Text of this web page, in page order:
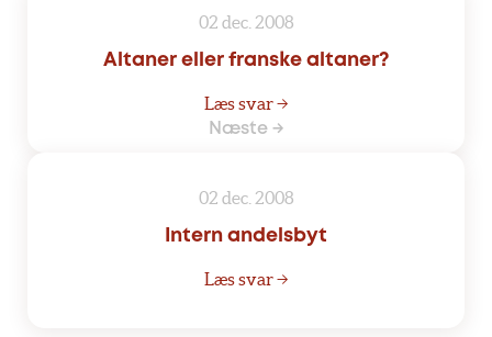
02 dec. 2008
Altaner eller franske altaner?
Læs svar →
Næste →
02 dec. 2008
Intern andelsbyt
Læs svar →